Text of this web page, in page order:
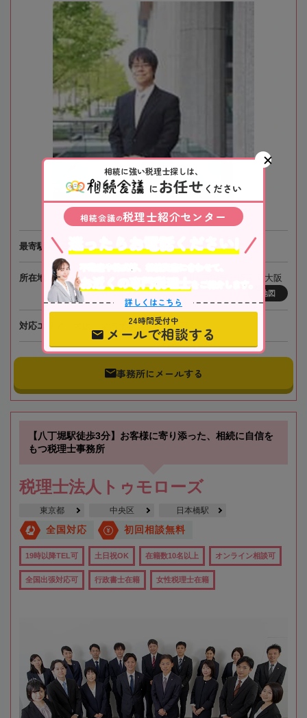
最寄駅 阪急電鉄「南方駅」徒歩1分
所在地
〒532-0011 大阪府大阪市淀川区西中島3-15-7 新大阪
プリンスビル4階
地図
対応エリア 大阪、全国オンライン相談可
事務所にメールする
【八丁堀駅徒歩3分】お客様に寄り添った、相続に自信を
もつ税理士事務所
税理士法人トゥモローズ
東京都 中央区 日本橋駅
全国対応 初回相談無料
19時以降TEL可 土日祝OK 在籍数10名以上 オンライン相談可
全国出張対応可 行政書士在籍 女性税理士在籍
相続に強い税理士探しは、
にお任せ ください
相続会議の税理士紹介センター
不動産や株式等、相続資産に合わせて、
お近くの専門税理士
をご紹介します。
詳しくはこちら
24時間受付中
メールで相談する